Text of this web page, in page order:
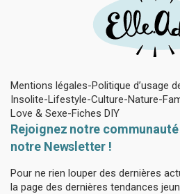
Mentions légales Politique d’usage
Insolite Lifestyle Culture Nature
Love & Sexe Fiches DIY
Rejoignez notre
notre Newsletter !
Pour ne rien louper des dernières
la page des dernières tendances